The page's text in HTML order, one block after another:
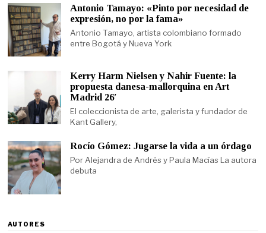
Antonio Tamayo: «Pinto por necesidad de
expresión, no por la fama»
Antonio Tamayo, artista colombiano formado
entre Bogotá y Nueva York
Kerry Harm Nielsen y Nahir Fuente: la
propuesta danesa-mallorquina en Art
Madrid 26′
El coleccionista de arte, galerista y fundador de
Kant Gallery,
Rocío Gómez: Jugarse la vida a un órdago
Por Alejandra de Andrés y Paula Macías La autora
debuta
AUTORES